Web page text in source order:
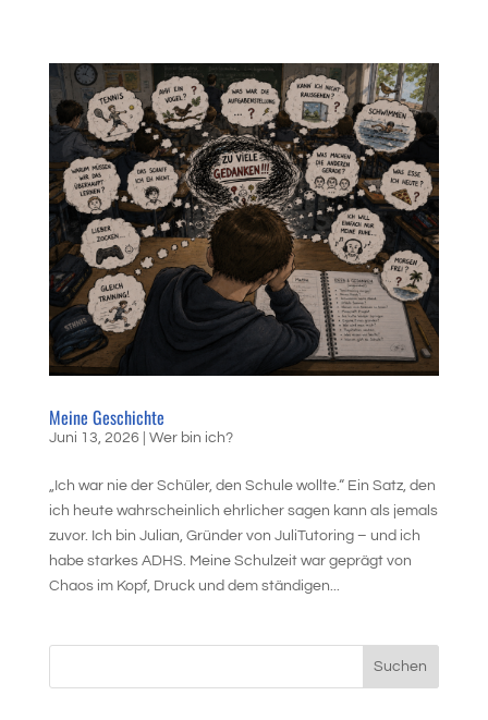
Meine Geschichte
Juni 13, 2026 Wer bin ich?
„Ich war nie der Schüler, den Schule wollte.“ Ein Satz, den
ich heute wahrscheinlich ehrlicher sagen kann als jemals
zuvor. Ich bin Julian, Gründer von JuliTutoring – und ich
habe starkes ADHS. Meine Schulzeit war geprägt von
Chaos im Kopf, Druck und dem ständigen...
Suchen